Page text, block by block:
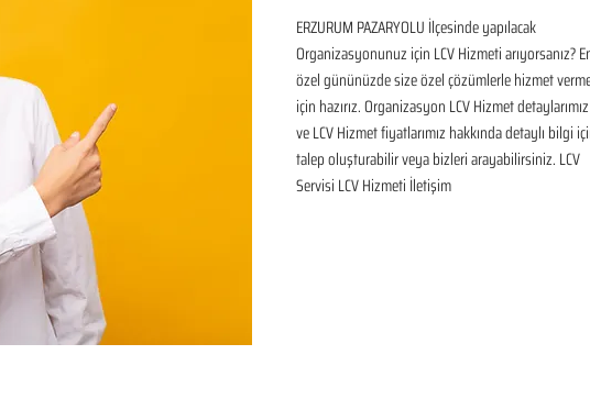
ERZURUM PAZARYOLU İlçesinde yapılacak
Organizasyonunuz için LCV Hizmeti arıyorsanız?
özel gününüzde size özel çözümlerle hizmet
için hazırız. Organizasyon LCV Hizmet detaylarımız
ve LCV Hizmet fiyatlarımız hakkında detaylı bilgi
talep oluşturabilir veya bizleri arayabilirsiniz. LCV
Servisi LCV Hizmeti İletişim